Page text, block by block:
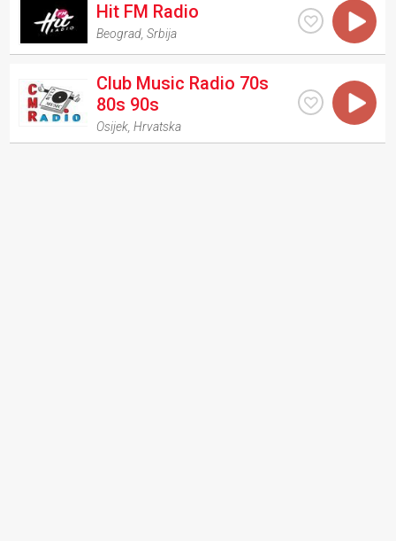
Hit FM Radio
Beograd ,Srbija
Club Music Radio 70s
80s 90s
Osijek ,Hrvatska